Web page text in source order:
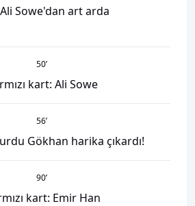
Sowe'dan art arda
50’
kart: Ali Sowe
56’
Gökhan harika çıkardı!
90’
kart: Emir Han